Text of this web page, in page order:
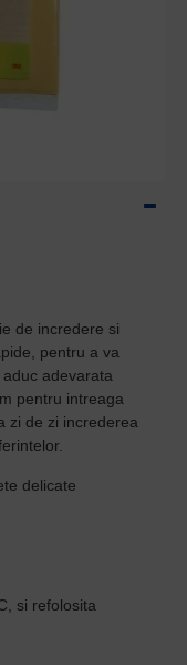
de incredere si
pentru a va
adevarata
pentru intreaga
zi de zi increderea
delicate
si refolosita